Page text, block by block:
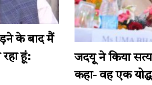
के बाद मैं
हूं:
जदयू ने किया
कहा- वह एक